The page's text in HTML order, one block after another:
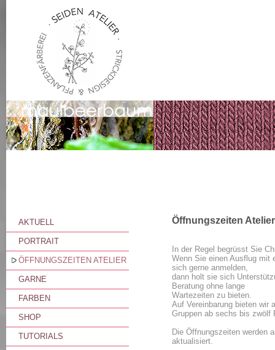
AKTUELL
PORTRAIT
ÖFFNUNGSZEITEN ATELIER
GARNE
FARBEN
SHOP
TUTORIALS
Öffnungszeiten Atelier
In der Regel begrüsst Sie
Wenn Sie einen Ausflug mit
sich gerne anmelden,
dann holt sie sich
Beratung ohne lange
Wartezeiten zu bieten.
Auf Vereinbarung bieten wir
Gruppen ab sechs bis zwölf
Die Öffnungszeiten werden
aktualisiert.